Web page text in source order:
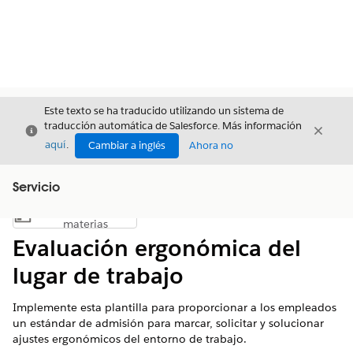
Cerrar
Este texto se ha traducido utilizando un sistema de
traducción automática de Salesforce. Más información
aquí. Cambiar a inglés Ahora no
Cerrar
Servicio
Mostrar índice de materias
materias
Evaluación ergonómica del
lugar de trabajo
Implemente esta plantilla para proporcionar a los empleados
un estándar de admisión para marcar, solicitar y solucionar
ajustes ergonómicos del entorno de trabajo.